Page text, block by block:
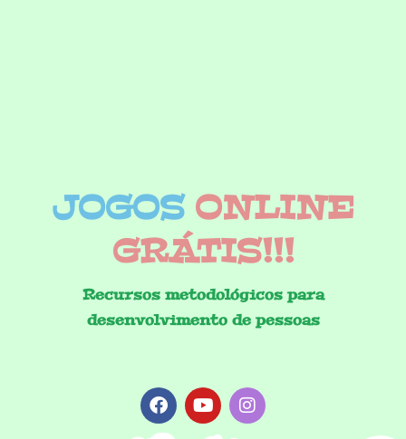
JOGOS ONLINE
GRÁTIS!!!
Recursos metodológicos para
desenvolvimento de pessoas